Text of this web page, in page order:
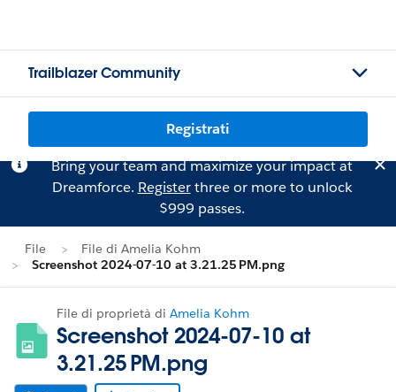
Trailblazer Community
Registrati
Bring your team and maximize your impact at
Dreamforce. Registerthree or more to unlock
$999 passes.
File
File di Amelia Kohm
Screenshot 2024-07-10 at 3.21.25 PM.png
File di proprietà di Amelia Kohm
Screenshot 2024-07-10 at
3.21.25 PM.png